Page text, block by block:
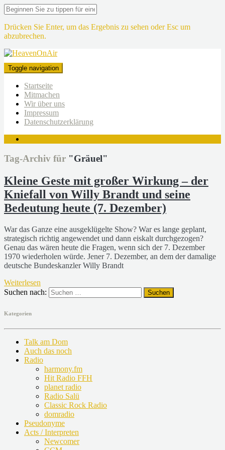
Drücken Sie Enter, um das Ergebnis zu sehen oder Esc um
abzubrechen.
Toggle navigation
Startseite
Mitmachen
Wir über uns
Impressum
Datenschutzerklärung
Tag-Archiv für "Gräuel"
Kleine Geste mit großer Wirkung – der
Kniefall von Willy Brandt und seine
Bedeutung heute (7. Dezember)
War das Ganze eine ausgeklügelte Show? War es lange geplant,
strategisch richtig angewendet und dann eiskalt durchgezogen?
Genau das wären heute die Fragen, wenn sich der 7. Dezember
1970 wiederholen würde. Jener 7. Dezember, an dem der damalige
deutsche Bundeskanzler Willy Brandt
Weiterlesen
Suchen nach:
Kategorien
Talk am Dom
Auch das noch
Radio
harmony.fm
Hit Radio FFH
planet radio
Radio Salü
Classic Rock Radio
domradio
Pseudonyme
Acts / Interpreten
Newcomer